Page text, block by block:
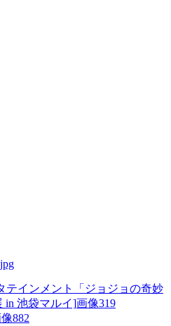
テインメント「ジョジョの奇妙
in 池袋マルイ]画像319
882